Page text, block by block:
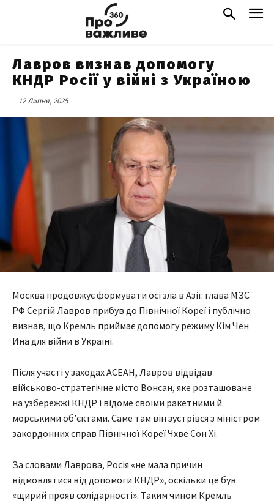
Лавров визнав допомогу
КНДР Росії у війні з Україною
12 Липня, 2025
Москва продовжує формувати осі зла в Азії: глава МЗС
РФ Сергій Лавров прибув до Північної Кореї і публічно
визнав, що Кремль приймає допомогу режиму Кім Чен
Ина для війни в Україні.
Після участі у заходах АСЕАН, Лавров відвідав
військово-стратегічне місто Вонсан, яке розташоване
на узбережжі КНДР і відоме своїми ракетними й
морськими об’єктами. Саме там він зустрівся з міністром
закордонних справ Північної Кореї Чхве Сон Хі.
За словами Лаврова, Росія «не мала причин
відмовлятися від допомоги КНДР», оскільки це був
«щирий прояв солідарності». Таким чином Кремль